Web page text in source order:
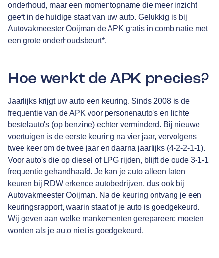
onderhoud, maar een momentopname die meer inzicht
geeft in de huidige staat van uw auto. Gelukkig is bij
Autovakmeester Ooijman de APK gratis in combinatie met
een grote onderhoudsbeurt*.
Hoe werkt de APK precies?
Jaarlijks krijgt uw auto een keuring. Sinds 2008 is de
frequentie van de APK voor personenauto's en lichte
bestelauto's (op benzine) echter verminderd. Bij nieuwe
voertuigen is de eerste keuring na vier jaar, vervolgens
twee keer om de twee jaar en daarna jaarlijks (4-2-2-1-1).
Voor auto's die op diesel of LPG rijden, blijft de oude 3-1-1
frequentie gehandhaafd. Je kan je auto alleen laten
keuren bij RDW erkende autobedrijven, dus ook bij
Autovakmeester Ooijman. Na de keuring ontvang je een
keuringsrapport, waarin staat of je auto is goedgekeurd.
Wij geven aan welke mankementen gerepareerd moeten
worden als je auto niet is goedgekeurd.